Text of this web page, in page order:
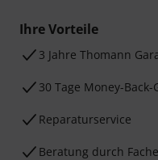
Ihre Vorteile
3 Jahre Thomann
30 Tage Money-Back-
Reparaturservice
Beratung durch